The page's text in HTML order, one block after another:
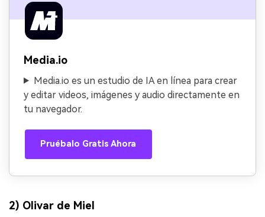
Media.io
Media.io es un estudio de IA en línea para crear
y editar videos, imágenes y audio directamente en
tu navegador.
Pruébalo Gratis Ahora
2) Olivar de Miel